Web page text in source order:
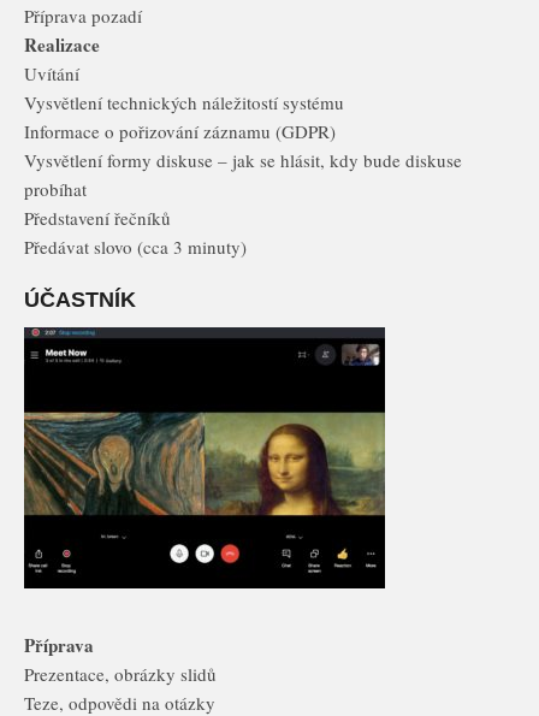
Příprava pozadí
Realizace
Uvítání
Vysvětlení technických náležitostí systému
Informace o pořizování záznamu (GDPR)
Vysvětlení formy diskuse – jak se hlásit, kdy bude diskuse
probíhat
Představení řečníků
Předávat slovo (cca 3 minuty)
ÚČASTNÍK
Příprava
Prezentace, obrázky slidů
Teze, odpovědi na otázky